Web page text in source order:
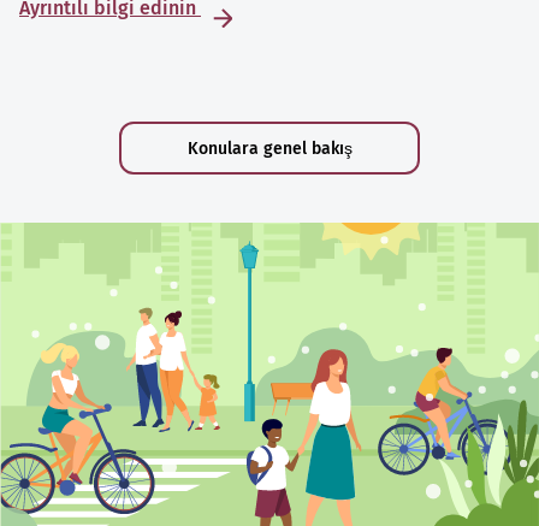
Ayrıntılı bilgi edinin
Konulara genel bakış